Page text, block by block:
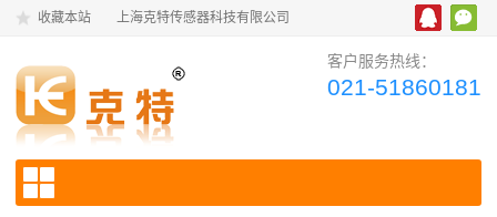
收藏本站 上海克特传感器科技有限公司
客户服务热线：
021-51860181